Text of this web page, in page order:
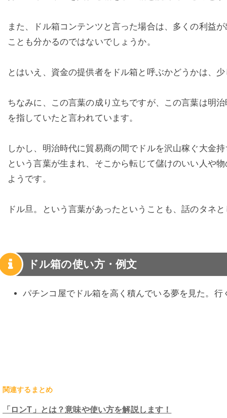
また、ドル箱コンテンツと言った場合は、多くの利益
ことも分かるのではないでしょうか。
とはいえ、資金の提供者をドル箱と呼ぶかどうかは、
ちなみに、この言葉の成り立ちですが、この言葉は明
を指していたと言われています。
しかし、明治時代に貿易商の間でドルを沢山稼ぐ大金
という言葉が生まれ、そこから転じて儲けのいい人や
ようです。
ドル旦。という言葉があったということも、話のタネ
ドル箱の使い方・例文
パチンコ屋でドル箱を高く積んでいる夢を見た。行
関連するまとめ
「ロンT」とは？意味や使い方を解説します！